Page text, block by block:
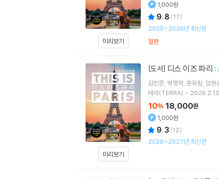
미리보기
1,000원
9.8 (17)
2025~2026년 최신판
절판
미리보기
[도서] 디스 이즈 파리 [
김민준 박영희 윤유림 임현
테라(TERRA)
2026.2.10.
10% 18,000원
1,000원
9.3(12)
2026~2027년 최신판